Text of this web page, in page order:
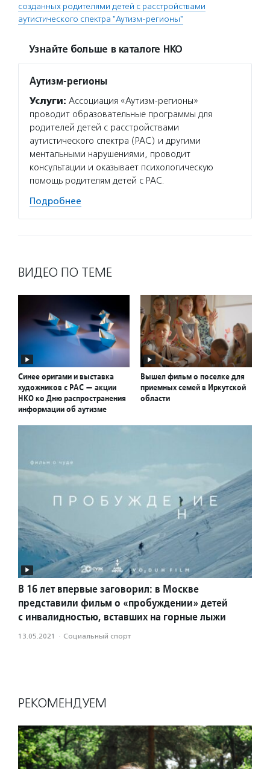
созданных родителями детей с расстройствами
аутистического спектра "Аутизм-регионы"
Узнайте больше в каталоге НКО
Аутизм-регионы
Услуги: Ассоциация «Аутизм-регионы»
проводит образовательные программы для
родителей детей с расстройствами
аутистического спектра (РАС) и другими
ментальными нарушениями, проводит
консультации и оказывает психологическую
помощь родителям детей с РАС.
Подробнее
ВИДЕО ПО ТЕМЕ
Синее оригами и выставка
художников с РАС — акции
НКО ко Дню распространения
информации об аутизме
Вышел фильм о поселке для
приемных семей в Иркутской
области
В 16 лет впервые заговорил: в Москве
представили фильм о «пробуждении» детей
с инвалидностью, вставших на горные лыжи
13.05.2021 · Социальный спорт
РЕКОМЕНДУЕМ